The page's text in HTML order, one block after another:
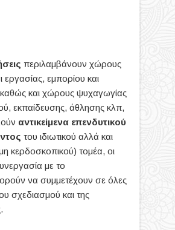
περιλαμβάνουν χώρους
εργασίας, εμπορίου και
και χώρους ψυχαγωγίας
εκπαίδευσης, άθλησης κλπ,
αντικείμενα επενδυτικού
του ιδιωτικού αλλά και
κερδοσκοπικού) τομέα, οι
με το
να συμμετέχουν σε όλες
σχεδιασμού και της